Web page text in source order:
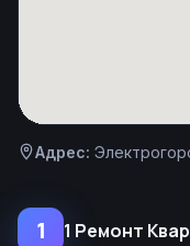
Адрес:
1 1 Ремонт